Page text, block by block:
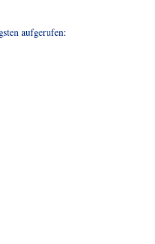
aufgerufen: